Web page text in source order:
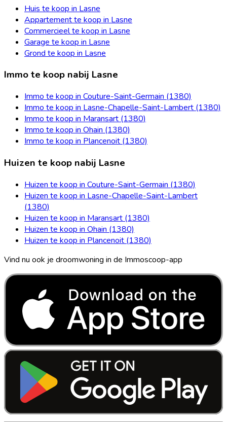
Huis te koop in Lasne
Appartement te koop in Lasne
Commercieel te koop in Lasne
Garage te koop in Lasne
Grond te koop in Lasne
Immo te koop nabij Lasne
Immo te koop in Couture-Saint-Germain (1380)
Immo te koop in Lasne-Chapelle-Saint-Lambert (1380)
Immo te koop in Maransart (1380)
Immo te koop in Ohain (1380)
Immo te koop in Plancenoit (1380)
Huizen te koop nabij Lasne
Huizen te koop in Couture-Saint-Germain (1380)
Huizen te koop in Lasne-Chapelle-Saint-Lambert
(1380)
Huizen te koop in Maransart (1380)
Huizen te koop in Ohain (1380)
Huizen te koop in Plancenoit (1380)
Vind nu ook je droomwoning in de Immoscoop-app